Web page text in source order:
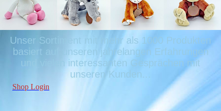
Unser Sortiment mit mehr als 1000 Produkten
basiert auf unseren jahrelangen Erfahrungen
und vielen interessanten Gesprächen mit
unseren Kunden...
Shop Login